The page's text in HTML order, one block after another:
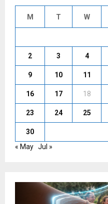
M T W
2 3 4
9 10 11
16 17 18
23 24 25
30
« May Jul »